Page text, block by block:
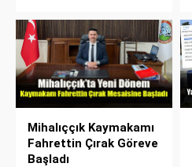
Mihalıççık Kaymakamı
Fahrettin Çırak Göreve
Başladı